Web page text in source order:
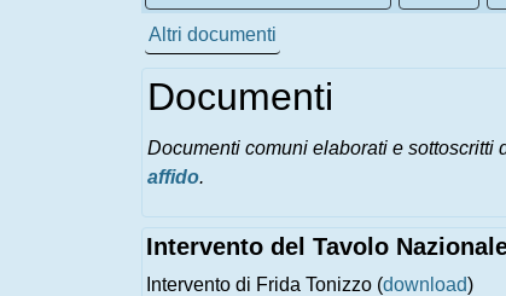
Altri documenti
Documenti
Documenti comuni elaborati e
affido.
Intervento del Tavolo
Intervento di Frida Tonizzo (download)